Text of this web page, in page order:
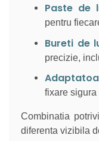
Paste de
pentru
Bureti de
precizie,
fixare
Combinatia
diferenta vizibila